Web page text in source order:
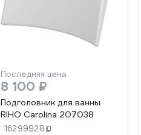
Последняя цена
8 100 ₽
Подголовник для ванны
RIHO Carolina 207038
16299928